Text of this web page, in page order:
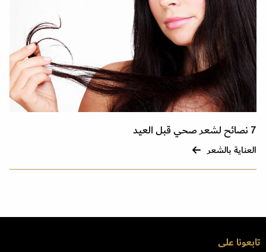
7 نصائح لشعر صحي قبل العيد
العناية بالشعر
تابعونا على